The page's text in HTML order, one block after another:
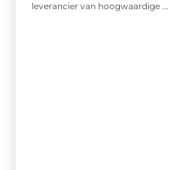
leverancier van hoogwaardige ...